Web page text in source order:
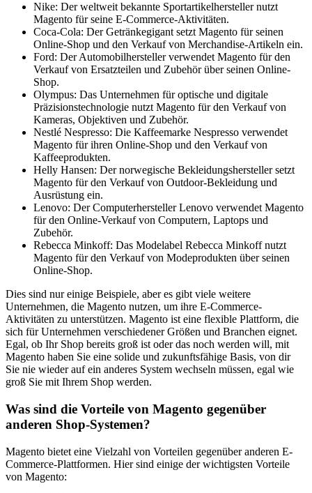
Nike: Der weltweit bekannte Sportartikelhersteller nutzt
Magento für seine E-Commerce-Aktivitäten.
Coca-Cola: Der Getränkegigant setzt Magento für seinen
Online-Shop und den Verkauf von Merchandise-Artikeln ein.
Ford: Der Automobilhersteller verwendet Magento für den
Verkauf von Ersatzteilen und Zubehör über seinen Online-
Shop.
Olympus: Das Unternehmen für optische und digitale
Präzisionstechnologie nutzt Magento für den Verkauf von
Kameras, Objektiven und Zubehör.
Nestlé Nespresso: Die Kaffeemarke Nespresso verwendet
Magento für ihren Online-Shop und den Verkauf von
Kaffeeprodukten.
Helly Hansen: Der norwegische Bekleidungshersteller setzt
Magento für den Verkauf von Outdoor-Bekleidung und
Ausrüstung ein.
Lenovo: Der Computerhersteller Lenovo verwendet Magento
für den Online-Verkauf von Computern, Laptops und
Zubehör.
Rebecca Minkoff: Das Modelabel Rebecca Minkoff nutzt
Magento für den Verkauf von Modeprodukten über seinen
Online-Shop.
Dies sind nur einige Beispiele, aber es gibt viele weitere
Unternehmen, die Magento nutzen, um ihre E-Commerce-
Aktivitäten zu unterstützen. Magento ist eine flexible Plattform, die
sich für Unternehmen verschiedener Größen und Branchen eignet.
Egal, ob Ihr Shop bereits groß ist oder das noch werden will, mit
Magento haben Sie eine solide und zukunftsfähige Basis, von dir
Sie nie wieder auf ein anderes System wechseln müssen, egal wie
groß Sie mit Ihrem Shop werden.
Was sind die Vorteile von Magento gegenüber
anderen Shop-Systemen?
Magento bietet eine Vielzahl von Vorteilen gegenüber anderen E-
Commerce-Plattformen. Hier sind einige der wichtigsten Vorteile
von Magento: